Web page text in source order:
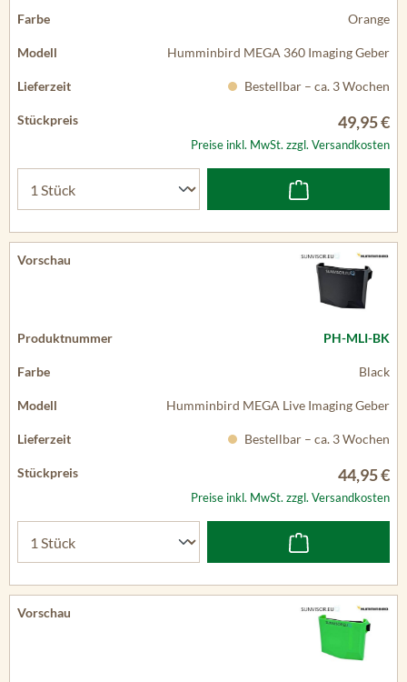
Orange
Humminbird MEGA 360 Imaging Geber
Bestellbar – ca. 3 Wochen
49,95 €
Preise inkl. MwSt. zzgl. Versandkosten
PH-MLI-BK
Black
Humminbird MEGA Live Imaging Geber
Bestellbar – ca. 3 Wochen
44,95 €
Preise inkl. MwSt. zzgl. Versandkosten